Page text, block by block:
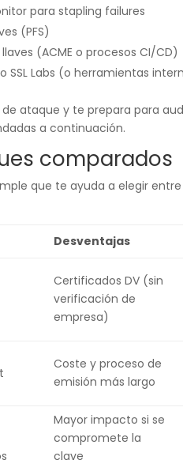
para stapling failures
(PFS)
(ACME o procesos CI/CD)
SSL Labs (o herramientas
ataque y te prepara para
a continuación.
comparados
que te ayuda a elegir
Desventajas
Certificados DV (sin
verificación de
empresa)
Coste y proceso de
emisión más largo
Mayor impacto si se
compromete la
clave